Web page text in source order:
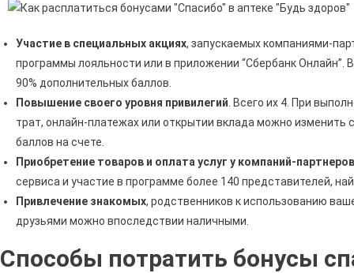
Участие в специальных акциях, запускаемых компаниями-
программы лояльности или в приложении “Сбербанк
90% дополнительных баллов.
Повышение своего уровня привилегий . Всего их 4. При
трат, онлайн-платежах или открытии вклада можно изменить
баллов на счете.
Приобретение товаров и оплата услуг у компаний-партнеров
сервиса и участие в программе более 140 представителей,
Привлечение знакомых, родственников к использованию
друзьями можно впоследствии наличными.
Способы потратить бонусы